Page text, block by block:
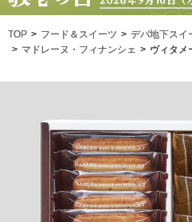
TOP フード＆スイーツ デパ地下スイ
マドレーヌ・フィナンシェ
ヴィタメ